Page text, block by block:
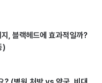
, 블랙헤드에 효과적일까?
)